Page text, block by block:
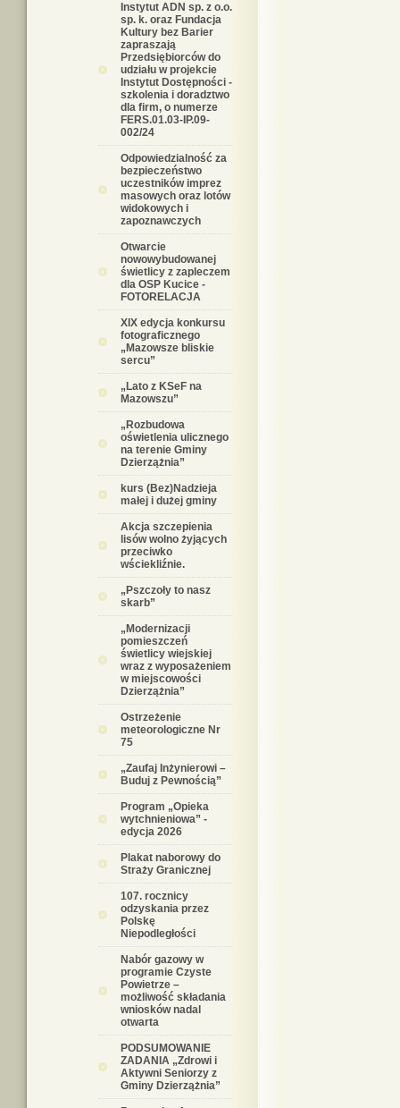
Instytut ADN sp. z o.o.
sp. k. oraz Fundacja
Kultury bez Barier
zapraszają
Przedsiębiorców do
udziału w projekcie
Instytut Dostępności -
szkolenia i doradztwo
dla firm, o numerze
FERS.01.03-IP.09-
002/24
Odpowiedzialność za
bezpieczeństwo
uczestników imprez
masowych oraz lotów
widokowych i
zapoznawczych
Otwarcie
nowowybudowanej
świetlicy z zapleczem
dla OSP Kucice -
FOTORELACJA
XIX edycja konkursu
fotograficznego
„Mazowsze bliskie
sercu”
„Lato z KSeF na
Mazowszu”
„Rozbudowa
oświetlenia ulicznego
na terenie Gminy
Dzierzążnia”
kurs (Bez)Nadzieja
małej i dużej gminy
Akcja szczepienia
lisów wolno żyjących
przeciwko
wściekliźnie.
„Pszczoły to nasz
skarb”
„Modernizacji
pomieszczeń
świetlicy wiejskiej
wraz z wyposażeniem
w miejscowości
Dzierzążnia”
Ostrzeżenie
meteorologiczne Nr
75
„Zaufaj Inżynierowi –
Buduj z Pewnością”
Program „Opieka
wytchnieniowa” -
edycja 2026
Plakat naborowy do
Straży Granicznej
107. rocznicy
odzyskania przez
Polskę
Niepodległości
Nabór gazowy w
programie Czyste
Powietrze –
możliwość składania
wniosków nadal
otwarta
PODSUMOWANIE
ZADANIA „Zdrowi i
Aktywni Seniorzy z
Gminy Dzierzążnia”